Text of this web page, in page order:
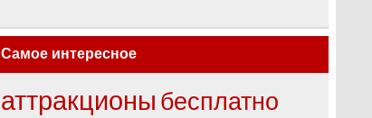
Самое интересное
аттракционы бесплатно